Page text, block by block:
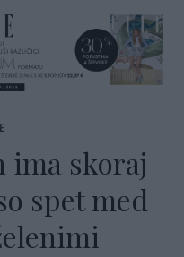
ima skoraj
spet med